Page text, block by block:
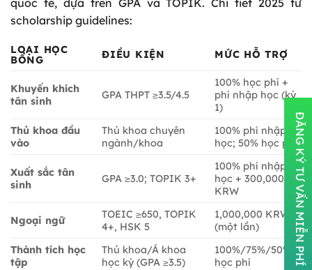
quốc tế, dựa trên GPA và TOPIK. Chi tiết 2025 từ
scholarship guidelines:
LOẠI HỌC
BỔNG
ĐIỀU KIỆN MỨC HỖ TRỢ
Khuyến khích
tân sinh
GPA THPT ≥3.5/4.5
100% học phí +
phí nhập học (kỳ
1)
Thủ khoa đầu
vào
Thủ khoa chuyên
ngành/khoa
100% phí nhập
học; 50% học phí
Xuất sắc tân
sinh
GPA ≥3.0; TOPIK 3+
100% phí nhập
học + 300,000
KRW
Ngoại ngữ
TOEIC ≥650, TOPIK
4+, HSK 5
1,000,000 KRW
(một lần)
Thành tích học
tập
Thủ khoa/Á khoa
học kỳ (GPA ≥3.5)
100%/75%/50%
học phí
ĐĂNG KÝ TƯ VẤN MIỄN PHÍ